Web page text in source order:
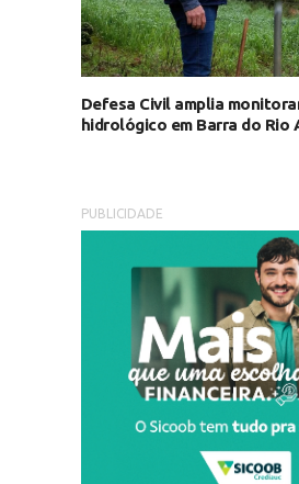
Defesa Civil amplia
hidrológico em Barra do Rio
PUBLICIDADE